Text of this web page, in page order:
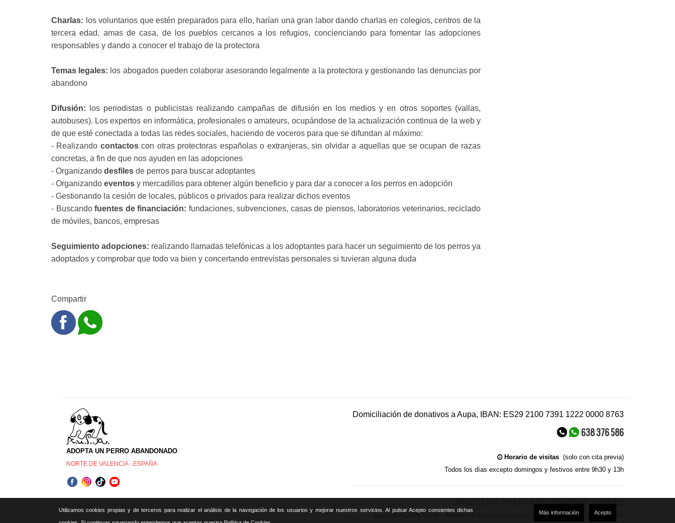
Charlas: los voluntarios que estén preparados para ello, harían una gran labor dando charlas en colegios, centros de la
tercera edad, amas de casa, de los pueblos cercanos a los refugios, concienciando para fomentar las adopciones
responsables y dando a conocer el trabajo de la protectora
Temas legales: los abogados pueden colaborar asesorando legalmente a la protectora y gestionando las denuncias por
abandono
Difusión: los periodistas o publicistas realizando campañas de difusión en los medios y en otros soportes (vallas,
autobuses). Los expertos en informática, profesionales o amateurs, ocupándose de la actualización continua de la web y
de que esté conectada a todas las redes sociales, haciendo de voceros para que se difundan al máximo:
- Realizando contactoscon otras protectoras españolas o extranjeras, sin olvidar a aquellas que se ocupan de razas
concretas, a fin de que nos ayuden en las adopciones
- Organizando desfiles de perros para buscar adoptantes
- Organizando eventos y mercadillos para obtener algún beneficio y para dar a conocer a los perros en adopción
- Gestionando la cesión de locales, públicos o privados para realizar dichos eventos
- Buscandofuentes de financiación: fundaciones, subvenciones, casas de piensos, laboratorios veterinarios, reciclado
de móviles, bancos, empresas
Seguimiento adopciones: realizando llamadas telefónicas a los adoptantes para hacer un seguimiento de los perros ya
adoptados y comprobar que todo va bien y concertando entrevistas personales si tuvieran alguna duda
Compartir
ADOPTA UN PERRO ABANDONADO
NORTE DE VALENCIA - ESPAÑA
Domiciliación de donativos a Aupa, IBAN: ES29 2100 7391 1222 0000 8763
638 376 586
Horario de visitas (solo con cita previa)
Todos los días excepto domingos y festivos entre 9h30 y 13h
POLÍTICA DE PRIVACIDAD .COOKIES
Copyright©2026 AUPA - Adopta Un Perro Abandonado |
Diseño Web . IO SOLUTIONS
Utilizamos cookies propias y de terceros para realizar el análisis de la navegación de los usuarios y mejorar nuestros servicios. Al pulsar Acepto consientes dichas Más información Acepto